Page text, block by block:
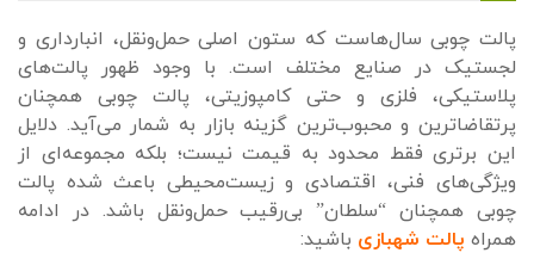
پالت چوبی سال‌هاست که ستون اصلی حمل‌ونقل، انبارداری و
لجستیک در صنایع مختلف است. با وجود ظهور پالت‌های
پلاستیکی، فلزی و حتی کامپوزیتی، پالت چوبی همچنان
پرتقاضاترین و محبوب‌ترین گزینه بازار به شمار می‌آید. دلایل
این برتری فقط محدود به قیمت نیست؛ بلکه مجموعه‌ای از
ویژگی‌های فنی، اقتصادی و زیست‌محیطی باعث شده پالت
چوبی همچنان “سلطان” بی‌رقیب حمل‌ونقل باشد. در ادامه
همراه پالت شهبازی باشید: